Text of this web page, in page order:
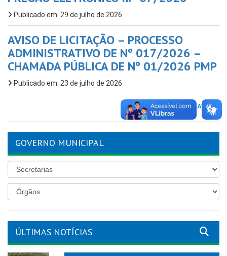
Publicado em: 29 de julho de 2026
AVISO DE LICITAÇÃO – PROCESSO
ADMINISTRATIVO DE Nº 017/2026 –
CHAMADA PÚBLICA DE Nº 01/2026 PMP
Publicado em: 23 de julho de 2026
VER TODOS AVISOS
GOVERNO MUNICIPAL
ÚLTIMAS NOTÍCIAS